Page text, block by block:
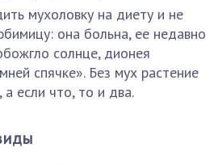
мухоловку на диету и не
она больна, ее недавно
солнце, дионея
спячке». Без мух растение
если что, то и два.